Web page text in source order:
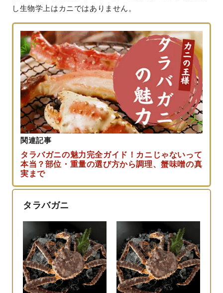
し生物学上はカニではありません。
関連記事
タラバガニの魅力完全ガイド！カニじゃないって
本当？部位・重量の選び方から調理、蟹味噌の真
実まで
タラバガニ